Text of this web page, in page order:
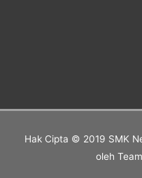
Hak Cipta © 2019 SMK
oleh